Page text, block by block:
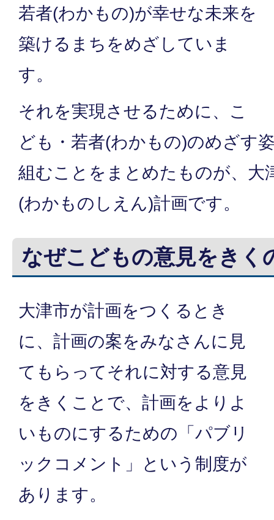
若者(わかもの)が幸せな未来を
築けるまちをめざしていま
す。
それを実現させるために、こ
ども・若者(わかもの)のめざす
組むことをまとめたものが、大
(わかものしえん)計画です。
なぜこどもの意見をきく
大津市が計画をつくるとき
に、計画の案をみなさんに見
てもらってそれに対する意見
をきくことで、計画をよりよ
いものにするための「パブリ
ックコメント」という制度が
あります。